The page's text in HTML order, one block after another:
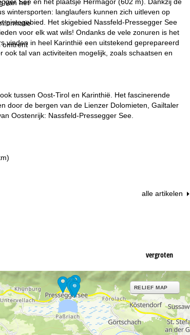
van het
omtrent
wintersporten: langlaufers kunnen zich uitleven op
Het skigebied Nassfeld-Pressegger See
voor elk wat wils! Ondanks de vele zonuren is het
vinden in heel Karinthië een uitstekend geprepareerd
tal van activiteiten mogelijk, zoals schaatsen en
tussen Oost-Tirol en Karinthië. Het fascinerende
door de bergen van de Lienzer Dolomieten, Gailtaler
Oostenrijk: Nassfeld-Pressegger See.
alle artikelen
vergroten
RELIEF MAP